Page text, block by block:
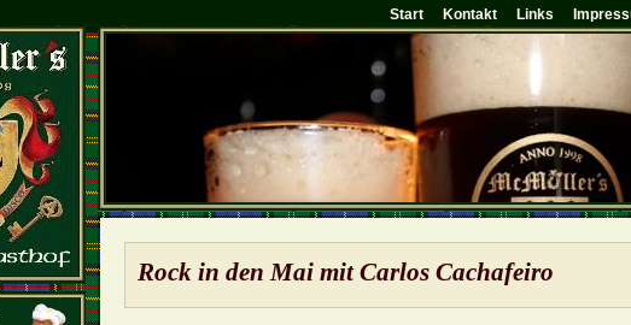
Start Kontakt Links
Rock in den Mai mit Car­los Cacha­fei­ro